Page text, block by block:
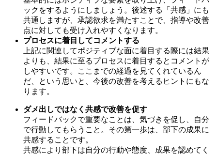
ックをするようにしましょう。後述する「共感」にも
共通しますが、承認欲求を満たすことで、指導や改善
点に対しても受け入れやすくなります。
プロセスに着目してコメントする
上記に関連してポジティブな面に着目する際には結果
よりも、結果に至るプロセスに着目するとコメントが
しやすいです。ここまでの経過を見てくれているん
だ、という思いと、今後の改善を考えるヒントにもな
ります。
ダメ出しではなく共感で改善を促す
フィードバックで重要なことは、気づきを促し、自分
で行動してもらうこと。その第一歩は、部下の成果に
共感することです。
共感により部下は自分の行動や態度、成果を認めてく